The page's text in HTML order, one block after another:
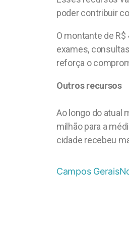
poder contribuir
O montante de
exames,
reforça o
Outros recursos
Ao longo do atual
milhão para a
cidade recebeu
Campos Gerais